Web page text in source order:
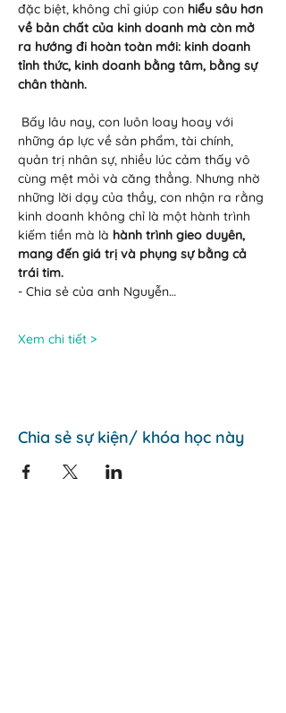
đặc biệt, không chỉ giúp con hiểu sâu hơn
về bản chất của kinh doanh mà còn mở
ra hướng đi hoàn toàn mới: kinh doanh
tỉnh thức, kinh doanh bằng tâm, bằng sự
chân thành.
Bấy lâu nay, con luôn loay hoay với
những áp lực về sản phẩm, tài chính,
quản trị nhân sự, nhiều lúc cảm thấy vô
cùng mệt mỏi và căng thẳng. Nhưng nhờ
những lời dạy của thầy, con nhận ra rằng
kinh doanh không chỉ là một hành trình
kiếm tiền mà là hành trình gieo duyên,
mang đến giá trị và phụng sự bằng cả
trái tim.
- Chia sẻ của anh Nguyễn…
Xem chi tiết >
Chia sẻ sự kiện/ khóa học này